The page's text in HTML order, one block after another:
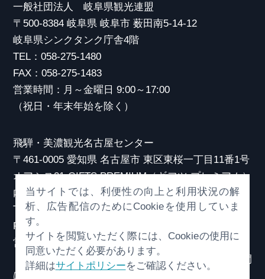
一般社団法人 岐阜県観光連盟
〒500-8384 岐阜県 岐阜市 薮田南5-14-12
岐阜県シンクタンク庁舎4階
TEL：058-275-1480
FAX：058-275-1483
営業時間：月～金曜日 9:00～17:00
（祝日・年末年始を除く）
飛騨・美濃観光名古屋センター
〒461-0005 愛知県 名古屋市 東区東桜一丁目11番1号
オアシス21 GIFTS PREMIUM（ギフツ プレミアム）
内
TEL：052-253-6185
FAX：052-253-6186
営業時間：10:00～21:00
（原則、元日を除き年中無休）※観光相談対応時間
は18:30まで
当サイトでは、利便性の向上と利用状況の解
析、広告配信のためにCookieを使用していま
す。
サイトを閲覧いただく際には、Cookieの使用に
同意いただく必要があります。
詳細はサイトポリシーをご確認ください。